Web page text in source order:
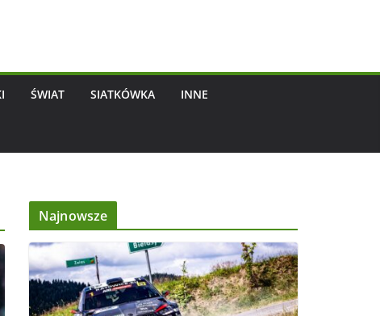
ŚWIAT SIATKÓWKA INNE
Najnowsze